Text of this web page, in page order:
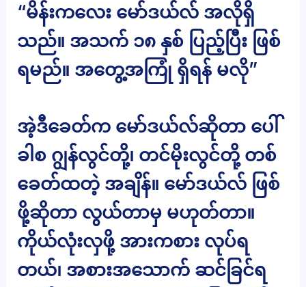
“မိန်းကလေး မော်ဒယ်လ် အလိုရှိ
သည်။ အသက် ၁၈ နှစ် ပြည့်ပြီး ဖြစ်
ရမည်။ အတွေ့အကြုံ ရှိရန် မလို”
အဲ့ဒီခေတ်က မော်ဒယ်လ်ဆိုတာ ပေါ်
ခါစ ဂျွန်လွင်တို့၊ တင်မိုးလွင်တို့ တစ်
ခေတ်ထတဲ့ အချိန်။ မော်ဒယ်လ် ဖြစ်
ဖို့ဆိုတာ လွယ်တာမှ မဟုတ်တာ။
ကိုယ်လုံးလှဖို့ အားကစား လုပ်ရ
တယ်၊ အစားအသောက် ဆင်ခြင်ရ